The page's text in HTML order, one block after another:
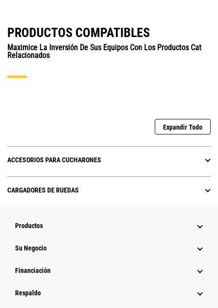
PRODUCTOS COMPATIBLES
Maximice La Inversión De Sus Equipos Con Los Productos Cat
Relacionados
Expandir Todo
ACCESORIOS PARA CUCHARONES
CARGADORES DE RUEDAS
Productos
Su Negocio
Financiación
Respaldo